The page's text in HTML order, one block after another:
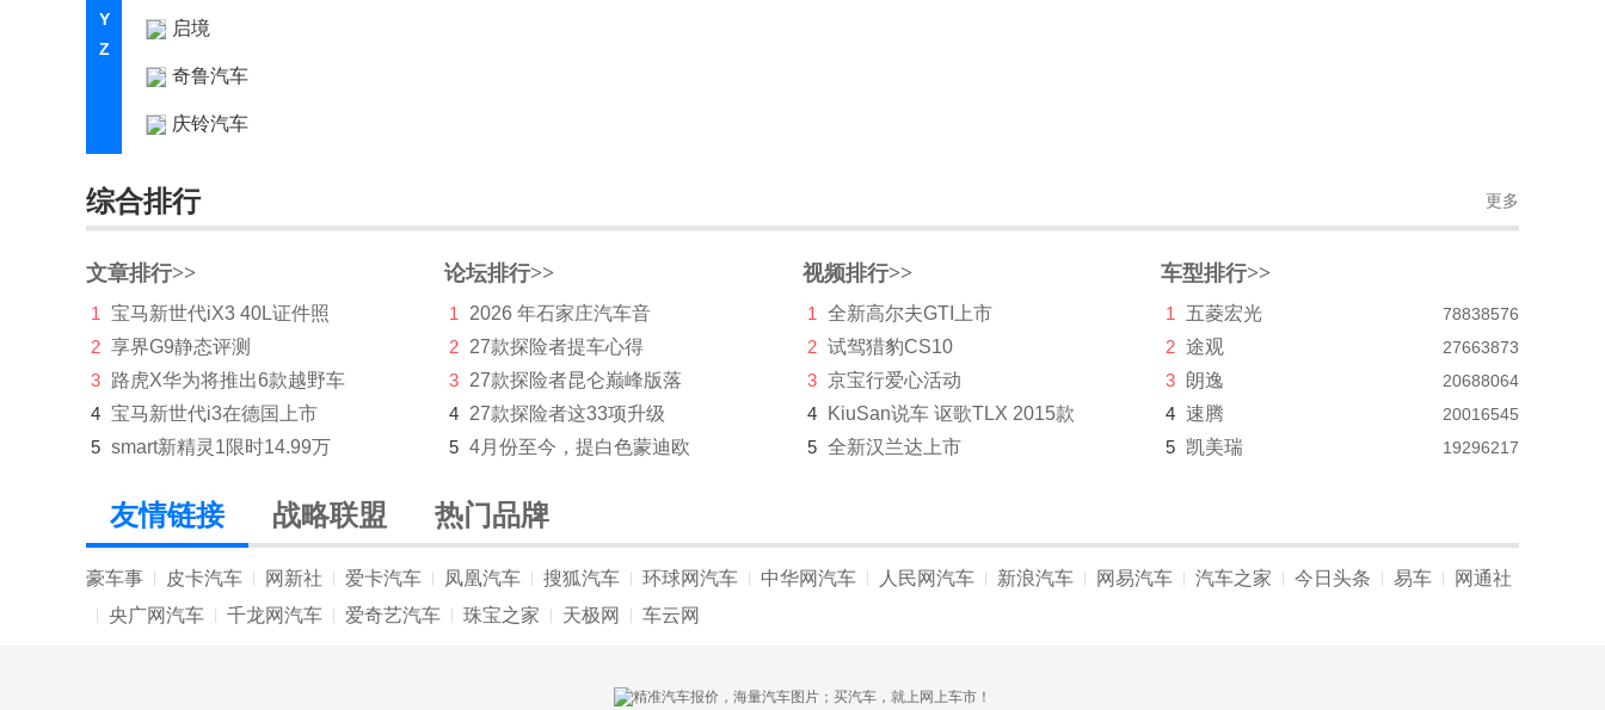
Y
Z
启境
奇鲁汽车
庆铃汽车
奇瑞新能源
起亚
R
RAM
日产
荣威
瑞驰汽车
瑞风汽车
睿蓝汽车
综合排行 更多
文章排行>>
1
宝马新世代iX3 40L证件照
2 享界G9静态评测
3 路虎X华为将推出6款越野车
4 宝马新世代i3在德国上市
5 smart新精灵1限时14.99万
论坛排行>>
1
2026 年石家庄汽车音
2 27款探险者提车心得
3 27款探险者昆仑巅峰版落
4 27款探险者这33项升级
5 4月份至今，提白色蒙迪欧
视频排行>>
1
全新高尔夫GTI上市
2 试驾猎豹CS10
3 京宝行爱心活动
4
KiuSan说车 讴歌TLX 2015款
5 全新汉兰达上市
车型排行>>
1 五菱宏光 78838576
2 途观 27663873
3 朗逸 20688064
4 速腾 20016545
5 凯美瑞 19296217
友情链接 战略联盟 热门品牌
豪车事 皮卡汽车 网新社 爱卡汽车 凤凰汽车 搜狐汽车 环球网汽车 中华网汽车 人民网汽车 新浪汽车 网易汽车 汽车之家 今日头条 易车 网通社
央广网汽车 千龙网汽车 爱奇艺汽车 珠宝之家 天极网 车云网